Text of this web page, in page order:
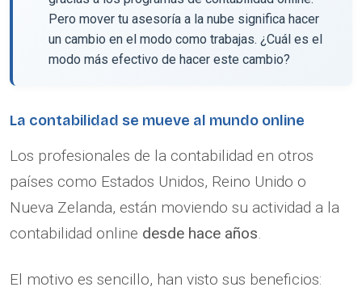
Pero mover tu asesoría a la nube significa hacer
un cambio en el modo como trabajas. ¿Cuál es el
modo más efectivo de hacer este cambio?
La contabilidad se mueve al mundo online
Los profesionales de la contabilidad en otros
países como Estados Unidos, Reino Unido o
Nueva Zelanda, están moviendo su actividad a la
contabilidad online desde hace años
El motivo es sencillo, han visto sus beneficios: